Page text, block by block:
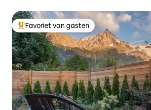
Topfavoriet van gasten
Favoriet van gasten